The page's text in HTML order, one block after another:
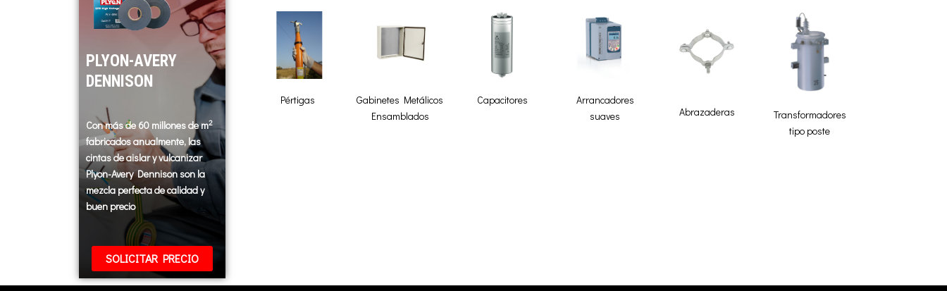
PLYON-AVERY
DENNISON
Con más de 60 millones de m2
fabricados anualmente, las
cintas de aislar y vulcanizar
Plyon-Avery Dennison son la
mezcla perfecta de calidad y
buen precio
SOLICITAR PRECIO
Pértigas
Gabinetes Metálicos
Ensamblados
Capacitores
Arrancadores
suaves
Abrazaderas
Transformadores
tipo poste